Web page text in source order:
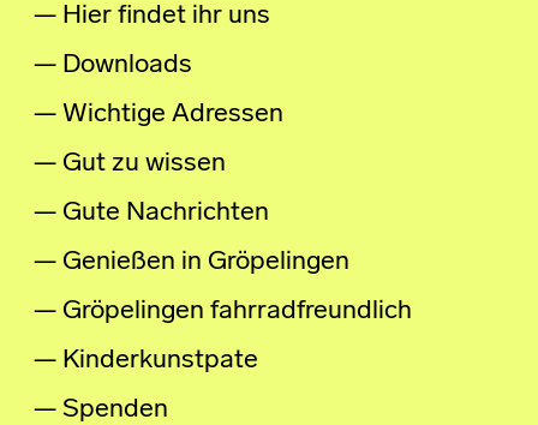
Hier findet ihr uns
Downloads
Wichtige Adressen
Gut zu wissen
Gute Nachrichten
Genießen in Gröpelingen
Gröpelingen fahrradfreundlich
Kinderkunstpate
Spenden